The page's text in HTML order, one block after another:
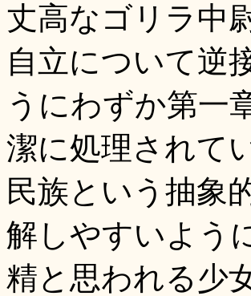
丈高なゴリラ中
自立について逆
うにわずか第一
潔に処理されて
民族という抽象
解しやすいよう
精と思われる少